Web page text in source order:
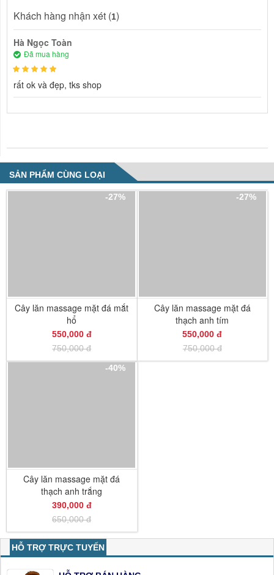
Khách hàng nhận xét (1)
Hà Ngọc Toàn
Đã mua hàng
rất ok và đẹp, tks shop
SẢN PHẨM CÙNG LOẠI
-27%
Cây lăn massage mặt đá mắt
hổ
550,000 đ
750,000 đ
-27%
Cây lăn massage mặt đá
thạch anh tím
550,000 đ
750,000 đ
-40%
Cây lăn massage mặt đá
thạch anh trắng
390,000 đ
650,000 đ
HỖ TRỢ TRỰC TUYẾN